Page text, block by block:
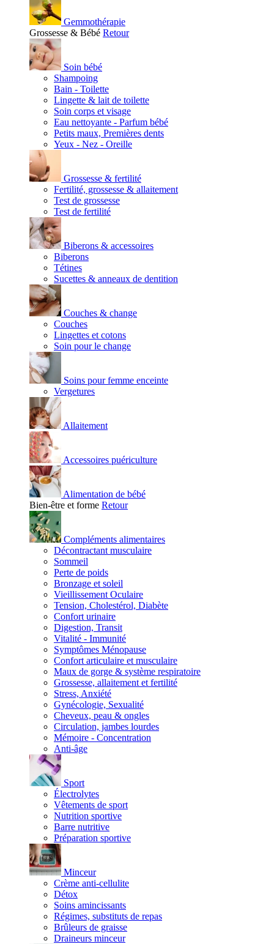
Gemmothérapie
Grossesse & Bébé Retour
Soin bébé
Shampoing
Bain - Toilette
Lingette & lait de toilette
Soin corps et visage
Eau nettoyante - Parfum bébé
Petits maux, Premières dents
Yeux - Nez - Oreille
Grossesse & fertilité
Fertilité, grossesse & allaitement
Test de grossesse
Test de fertilité
Biberons & accessoires
Biberons
Tétines
Sucettes & anneaux de dentition
Couches & change
Couches
Lingettes et cotons
Soin pour le change
Soins pour femme enceinte
Vergetures
Allaitement
Accessoires puériculture
Alimentation de bébé
Bien-être et forme Retour
Compléments alimentaires
Décontractant musculaire
Sommeil
Perte de poids
Bronzage et soleil
Vieillissement Oculaire
Tension, Cholestérol, Diabète
Confort urinaire
Digestion, Transit
Vitalité - Immunité
Symptômes Ménopause
Confort articulaire et musculaire
Maux de gorge & système respiratoire
Grossesse, allaitement et fertilité
Stress, Anxiété
Gynécologie, Sexualité
Cheveux, peau & ongles
Circulation, jambes lourdes
Mémoire - Concentration
Anti-âge
Sport
Électrolytes
Vêtements de sport
Nutrition sportive
Barre nutritive
Préparation sportive
Minceur
Crème anti-cellulite
Détox
Soins amincissants
Régimes, substituts de repas
Brûleurs de graisse
Draineurs minceur